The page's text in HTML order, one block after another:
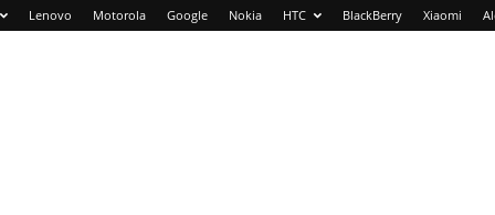
Lenovo Motorola Google Nokia HTC BlackBerry Xiaomi